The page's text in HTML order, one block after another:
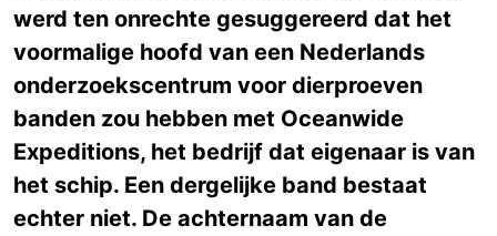
werd ten onrechte gesuggereerd dat het
voormalige hoofd van een Nederlands
onderzoekscentrum voor dierproeven
banden zou hebben met Oceanwide
Expeditions, het bedrijf dat eigenaar is van
het schip. Een dergelijke band bestaat
echter niet. De achternaam van de